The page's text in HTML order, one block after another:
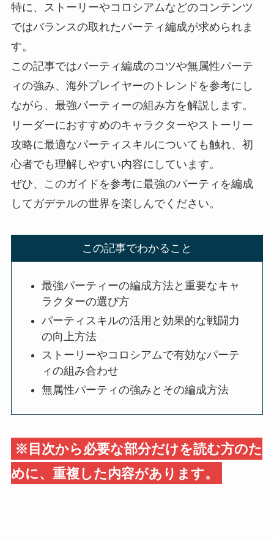
特に、ストーリーやコロシアムなどのコンテンツ
ではバランスの取れたパーティ編成が求められま
す。
この記事ではパーティ編成のコツや無属性パーテ
ィの強み、海外プレイヤーのトレンドを参考にし
ながら、最強パーティーの組み方を解説します。
リーダーにおすすめのキャラクターやストーリー
攻略に最適なパーティスキルについても触れ、初
心者でも理解しやすい内容にしています。
ぜひ、このガイドを参考に最強のパーティを編成
してガデテルの世界を楽しんでください。
この記事でわかること
最強パーティーの編成方法と重要なキャ
ラクターの選び方
パーティスキルの活用と効果的な戦闘力
の向上方法
ストーリーやコロシアムで有効なパーテ
ィの組み合わせ
無属性パーティの強みとその編成方法
※目次から必要な部分だけを読む方のた
めに、重複した内容があります。